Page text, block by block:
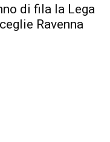
di fila la Lega
Ravenna